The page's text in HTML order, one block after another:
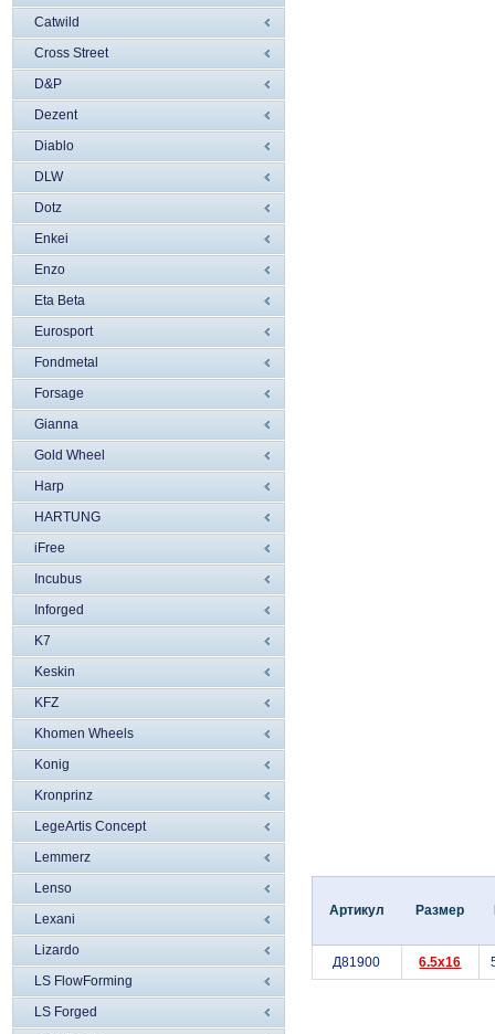
Catwild
Cross Street
D&P
Dezent
Diablo
DLW
Dotz
Enkei
Enzo
Eta Beta
Eurosport
Fondmetal
Forsage
Gianna
Gold Wheel
Harp
HARTUNG
iFree
Incubus
Inforged
K7
Keskin
KFZ
Khomen Wheels
Konig
Kronprinz
LegeArtis Concept
Lemmerz
Lenso
Lexani
Lizardo
LS FlowForming
LS Forged
Артикул Размер
Д81900 6.5x16